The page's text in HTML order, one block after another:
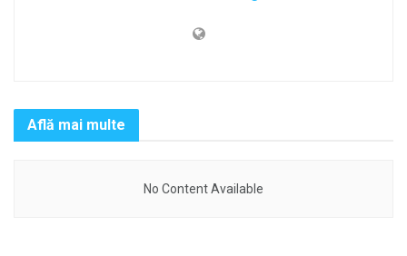
Află mai multe
No Content Available